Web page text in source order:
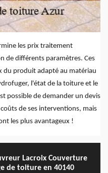
les prix traitement
de différents paramètres. Ces
du produit adapté au matériau
l'état de la toiture et le
possible de demander un devis
de ses interventions, mais
les plus avantageux !
Lacroix Couverture
de toiture en 40140